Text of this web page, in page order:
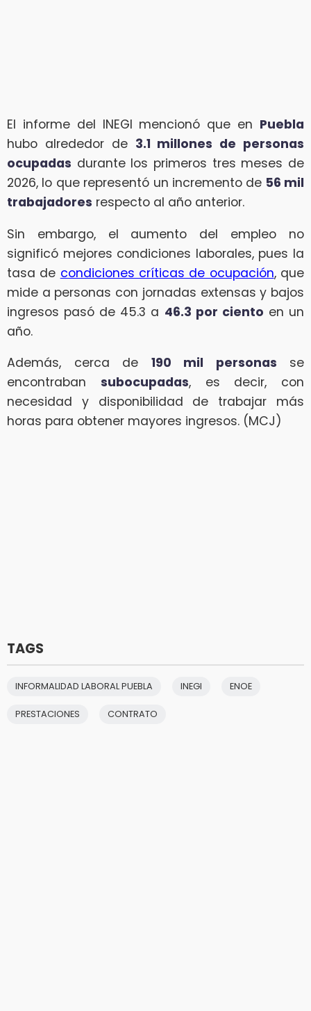
El informe del INEGI mencionó que en Puebla
hubo alrededor de 3.1 millones de personas
ocupadas durante los primeros tres meses de
2026, lo que representó un incremento de 56 mil
trabajadores respecto al año anterior.
Sin embargo, el aumento del empleo no
significó mejores condiciones laborales, pues la
tasa de condiciones críticas de ocupación, que
mide a personas con jornadas extensas y bajos
ingresos pasó de 45.3 a 46.3 por ciento en un
año.
Además, cerca de 190 mil personas se
encontraban subocupadas, es decir, con
necesidad y disponibilidad de trabajar más
horas para obtener mayores ingresos. (MCJ)
TAGS
INFORMALIDAD LABORAL PUEBLA INEGI ENOE
PRESTACIONES CONTRATO